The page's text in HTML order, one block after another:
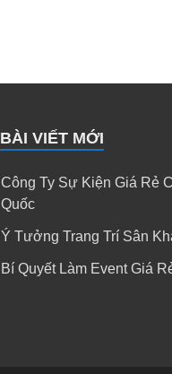
BÀI VIẾT MỚI
Công Ty Sự Kiện Giá Rẻ
Quốc
Ý Tưởng Trang Trí Sân
Bí Quyết Làm Event Giá